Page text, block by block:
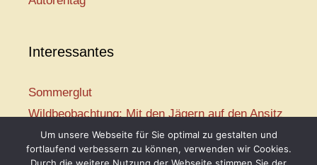
Interessantes
Sommerglut
Wildbeobachtung: Mit den Jägern auf den Ansitz
Mir ist so heiß
Mission: Rettungsschwimmer
Um unsere Webseite für Sie optimal zu gestalten und
fortlaufend verbessern zu können, verwenden wir Cookies.